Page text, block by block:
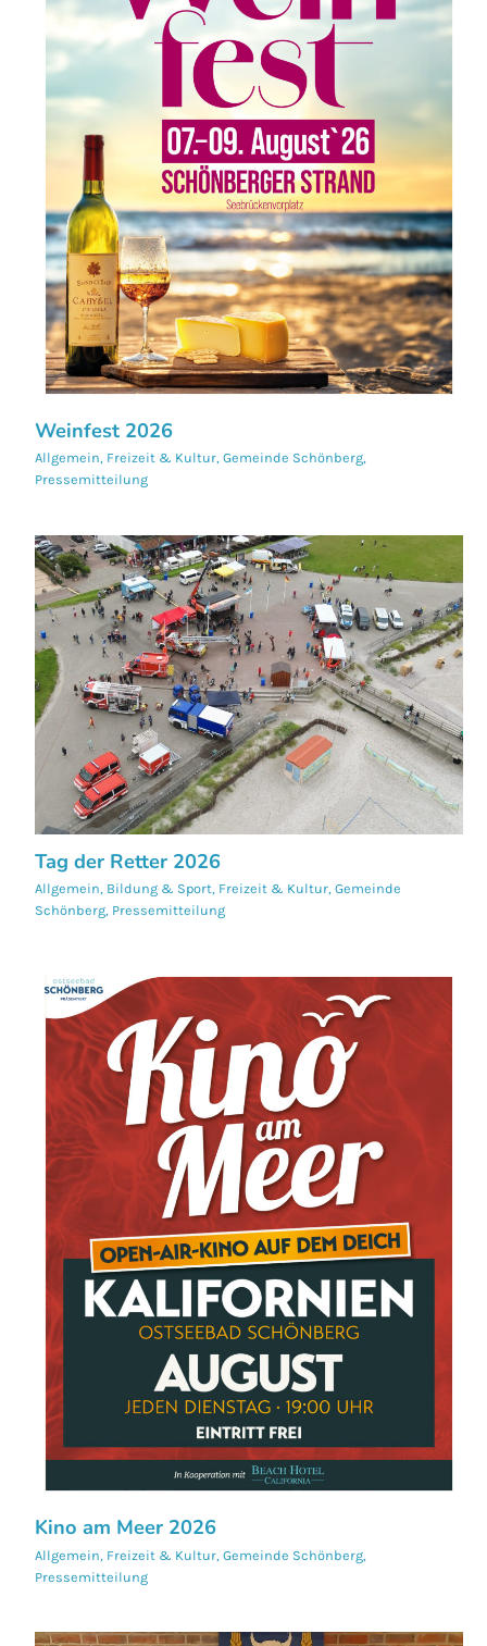
Weinfest 2026
Allgemein, Freizeit & Kultur,Gemeinde Schönberg,
Pressemitteilung
Tag der Retter 2026
Allgemein, Bildung & Sport, Freizeit & Kultur,Gemeinde
Schönberg, Pressemitteilung
Kino am Meer 2026
Allgemein, Freizeit & Kultur,Gemeinde Schönberg,
Pressemitteilung